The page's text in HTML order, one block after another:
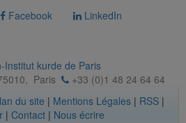
Facebook LinkedIn
Institut kurde de Paris
, Paris
+33 (0)1 48 24 64 64
du site | Mentions Légales | RSS |
| Contact| Nous écrire